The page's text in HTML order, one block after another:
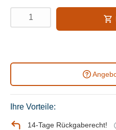
Ihre Vorteile:
14-Tage Rückgaberecht!